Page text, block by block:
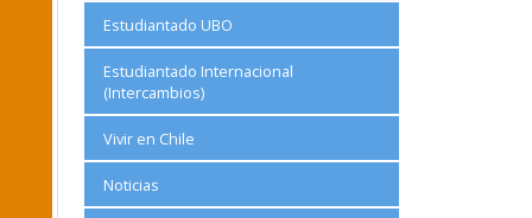
Estudiantado UBO
Estudiantado Internacional
(Intercambios)
Vivir en Chile
Noticias